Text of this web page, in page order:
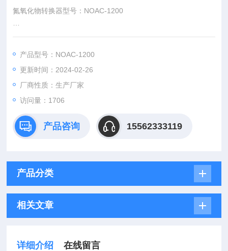
氮氧化物转换器型号：NOAC-1200
产品概述
便等特点。可有效的使烟气在转换管中与填充料充分反应
产品型号：NOAC-1200
更新时间：2024-02-26
厂商性质：生产厂家
访问量：1706
产品咨询 15562333119
产品分类
相关文章
详细介绍 在线留言